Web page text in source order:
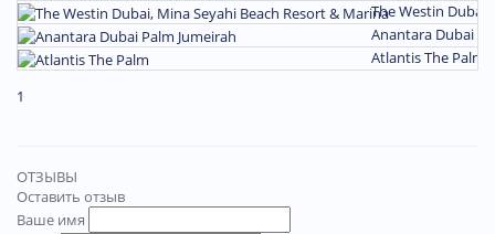
The Westin
Anantara Dubai
Atlantis The Palm
1
ОТЗЫВЫ
Оставить отзыв
Ваше имя